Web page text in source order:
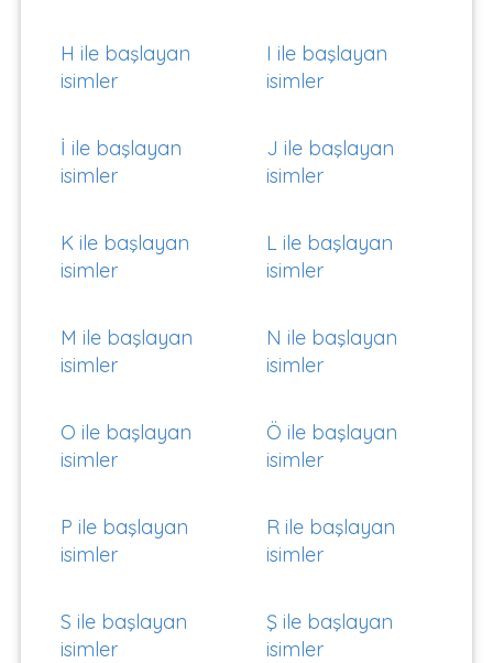
H ile başlayan
isimler
I ile başlayan
isimler
İ ile başlayan
isimler
J ile başlayan
isimler
K ile başlayan
isimler
L ile başlayan
isimler
M ile başlayan
isimler
N ile başlayan
isimler
O ile başlayan
isimler
Ö ile başlayan
isimler
P ile başlayan
isimler
R ile başlayan
isimler
S ile başlayan
isimler
Ş ile başlayan
isimler